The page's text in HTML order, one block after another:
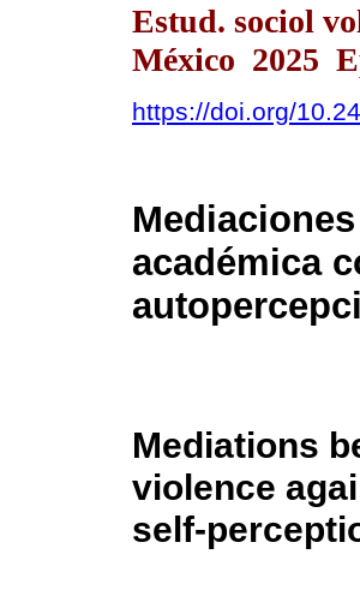
Estud. sociol
México 2025
https://doi.org/
académica
Mediations
violence
self-